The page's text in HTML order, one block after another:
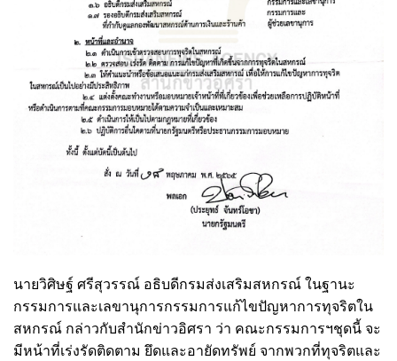
นายวิศิษฐ์ ศรีสุวรรณ์ อธิบดีกรมส่งเสริมสหกรณ์ ในฐานะ
กรรมการและเลขานุการกรรมการแก้ไขปัญหาการทุจริตใน
สหกรณ์ กล่าวกับสำนักข่าวอิศรา ว่า คณะกรรมการฯชุดนี้ จะ
มีหน้าที่เร่งรัดติดตาม ยึดและอายัดทรัพย์ จากพวกที่ทุจริตและ